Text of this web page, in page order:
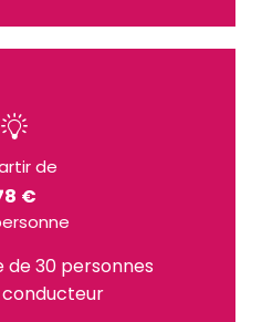
de
€
de 30 personnes